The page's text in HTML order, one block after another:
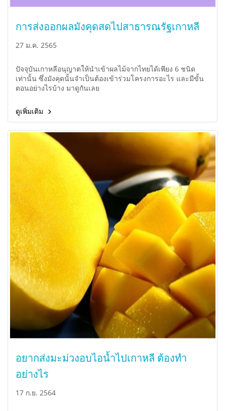
การส่งออกผลมังคุดสดไปสาธารณรัฐเกาหลี
27 ม.ค. 2565
ปัจจุบันเกาหลีอนุญาตให้นำเข้าผลไม้จากไทยได้เพียง 6 ชนิด
เท่านั้น ซึ่งมังคุดนั้นจำเป็นต้องเข้าร่วมโครงการอะไร และมีขั้น
ตอนอย่างไรบ้าง มาดูกันเลย
ดูเพิ่มเติม
อยากส่งมะม่วงอบไอน้ำไปเกาหลี ต้องทำ
อย่างไร
17 ก.ย. 2564